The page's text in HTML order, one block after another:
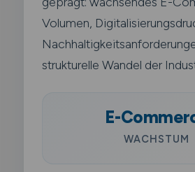
Volumen,
strukturelle Wandel der
E-
WACHSTUM